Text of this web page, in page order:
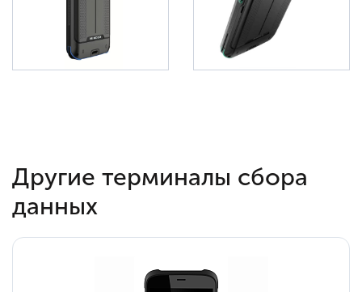
Другие терминалы сбора
данных